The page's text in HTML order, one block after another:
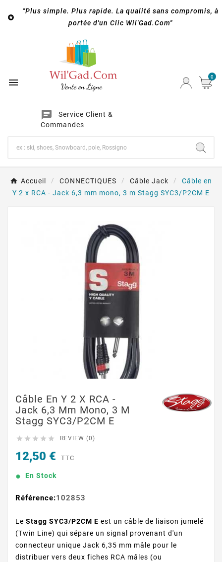

"Plus simple. Plus rapide. La qualité sans compromis, à
portée d'un Clic Wil'Gad.Com"

chat
Service Client &
Commandes
0
Accueil CONNECTIQUES Câble Jack
Câble en
Y 2 x RCA - Jack 6,3 mm mono, 3 m Stagg SYC3/P2CM E
Câble En Y 2 X RCA -
Jack 6,3 Mm Mono, 3 M
Stagg SYC3/P2CM E
     REVIEW (0)
12,50 € TTC
En Stock
Référence:102853
Le Stagg SYC3/P2CM E est un câble de liaison jumelé
(Twin Line) qui sépare un signal provenant d'un
connecteur unique Jack 6,35 mm mâle pour le
distribuer vers deux fiches RCA mâles (ou